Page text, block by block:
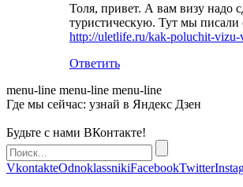
Толя, привет. А вам визу надо
туристическую. Тут мы писали
http://uletlife.ru/kak-poluchit-vizu-
Ответить
menu-line menu-line menu-line
Где мы сейчас: узнай в Яндекс Дзен
Будьте с нами ВКонтакте!
VkontakteOdnoklassnikiFacebookTwitter